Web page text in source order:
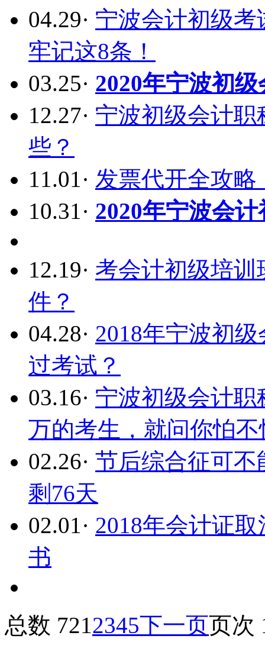
04.29· 宁波会计初级
牢记这8条！
03.25· 2020年宁波初
12.27· 宁波初级会计
些？
11.01· 发票代开全攻
10.31· 2020年宁波会
12.19· 考会计初级培
件？
04.28· 2018年宁波初
过考试？
03.16· 宁波初级会计职
万的考生，就问你怕不
02.26· 节后综合征可不
剩76天
02.01· 2018年会计证
书
总数 7212345下一页页次